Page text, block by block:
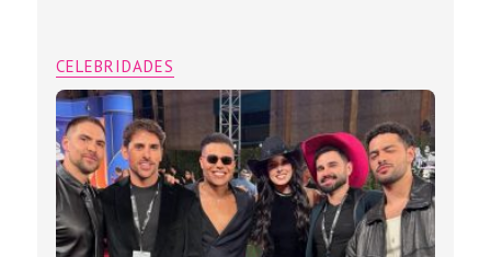
CELEBRIDADES